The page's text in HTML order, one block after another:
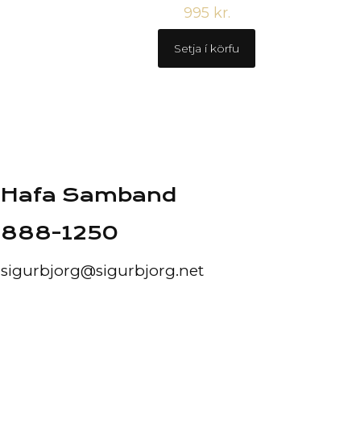
995 kr.
Setja í körfu
Hafa Samband
888-1250
sigurbjorg@sigurbjorg.net